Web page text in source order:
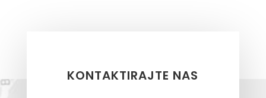
KONTAKTIRAJTE NAS